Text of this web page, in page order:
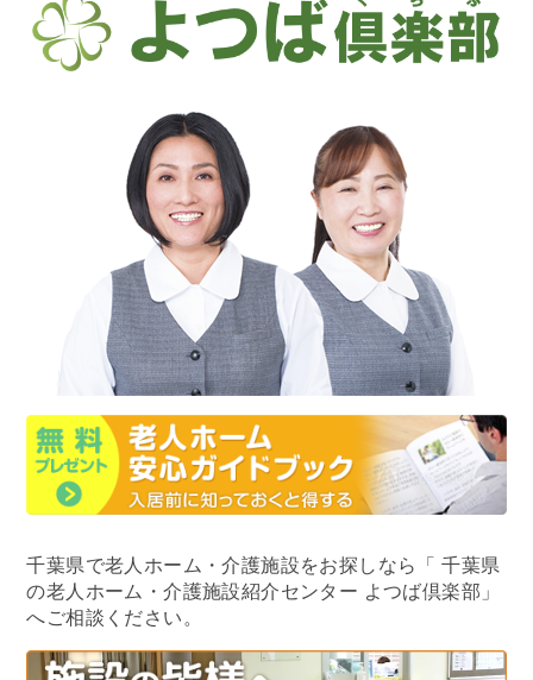
千葉県で老人ホーム・介護施設をお探しなら
「 千葉県
の老人ホーム・介護施設紹介センター よつば倶楽部」
へご相談ください。